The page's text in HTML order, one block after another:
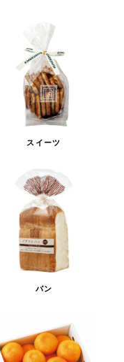
スイーツ
パン